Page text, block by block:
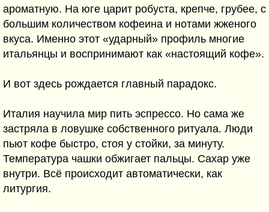
ароматную. На юге царит робуста, крепче, грубее, с
большим количеством кофеина и нотами жженого
вкуса. Именно этот «ударный» профиль многие
итальянцы и воспринимают как «настоящий кофе».
И вот здесь рождается главный парадокс.
Италия научила мир пить эспрессо. Но сама же
застряла в ловушке собственного ритуала. Люди
пьют кофе быстро, стоя у стойки, за минуту.
Температура чашки обжигает пальцы. Сахар уже
внутри. Всё происходит автоматически, как
литургия.